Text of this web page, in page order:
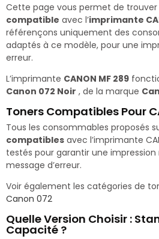
Cette page vous permet de
compatible avec l’imprimante
référençons uniquement des
adaptés à ce modèle, pour une
erreur.
L’imprimante CANON MF 289
Canon 072 Noir , de la marque
Toners Compatibles Pour
Tous les consommables proposés
compatibles avec l’imprimante
testés pour garantir une
message d’erreur.
Voir également les catégories de
Canon 072
Quelle Version Choisir :
Capacité ?